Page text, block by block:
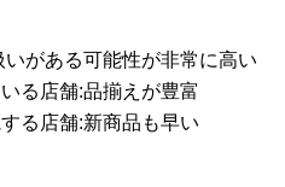
がある可能性が非常に高い
る店舗:品揃えが豊富
る店舗:新商品も早い